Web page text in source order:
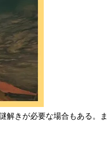
解きが必要な場合もある。